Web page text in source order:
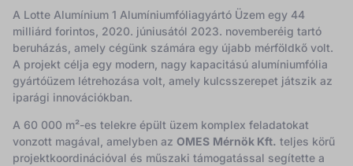
A Lotte Alumínium 1 Alumíniumfóliagyártó Üzem egy 44
milliárd forintos, 2020. júniusától 2023. novemberéig tartó
beruházás, amely cégünk számára egy újabb mérföldkő volt.
A projekt célja egy modern, nagy kapacitású alumíniumfólia
gyártóüzem létrehozása volt, amely kulcsszerepet játszik az
iparági innovációkban.
A 60 000 m²-es telekre épült üzem komplex feladatokat
vonzott magával, amelyben az OMES Mérnök Kft. teljes körű
projektkoordinációval és műszaki támogatással segítette a